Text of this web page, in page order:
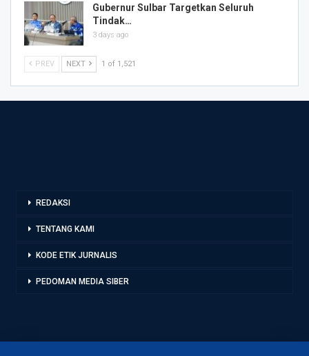
Gubernur Sulbar Targetkan Seluruh
Tindak…
3 days ago
PREV NEXT 1 of 1,521
REDAKSI
TENTANG KAMI
KODE ETIK JURNALIS
PEDOMAN MEDIA SIBER